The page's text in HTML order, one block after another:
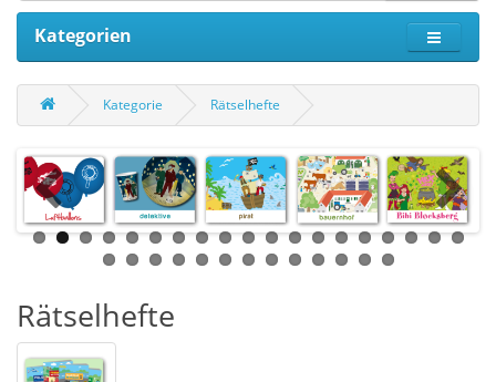
Kategorien
Kategorie Rätselhefte
Rätselhefte